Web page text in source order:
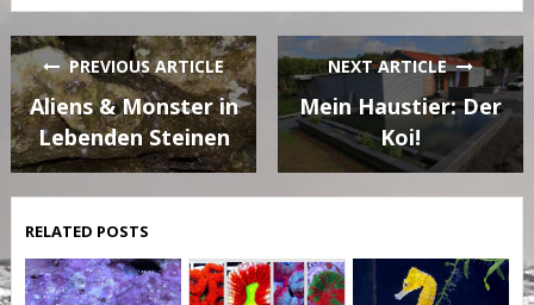
PREVIOUS ARTICLE
Aliens & Monster in
Lebenden Steinen
NEXT ARTICLE
Mein Haustier: Der
Koi!
RELATED POSTS